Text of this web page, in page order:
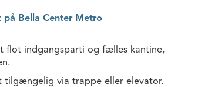
Bella Center Metro
flot indgangsparti og fælles kantine,
tilgængelig via trappe eller elevator.